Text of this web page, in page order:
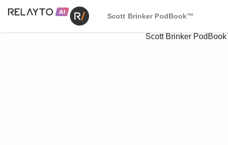
Scott Brinker PodBook™
Scott Brinker